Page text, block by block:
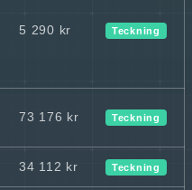
5 290 kr Teckning
73 176 kr Teckning
34 112 kr Teckning